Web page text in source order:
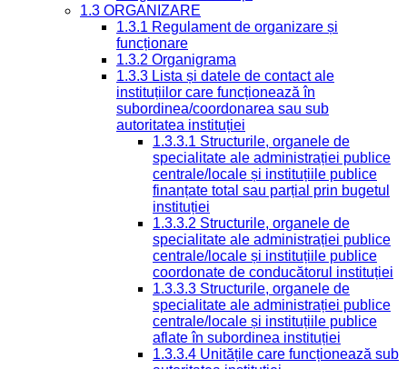
1.3 ORGANIZARE
1.3.1 Regulament de organizare și
funcționare
1.3.2 Organigrama
1.3.3 Lista și datele de contact ale
instituțiilor care funcționează în
subordinea/coordonarea sau sub
autoritatea instituției
1.3.3.1 Structurile, organele de
specialitate ale administrației publice
centrale/locale și instituțiile publice
finanțate total sau parțial prin bugetul
instituției
1.3.3.2 Structurile, organele de
specialitate ale administrației publice
centrale/locale și instituțiile publice
coordonate de conducătorul instituției
1.3.3.3 Structurile, organele de
specialitate ale administrației publice
centrale/locale și instituțiile publice
aflate în subordinea instituției
1.3.3.4 Unitățile care funcționează sub